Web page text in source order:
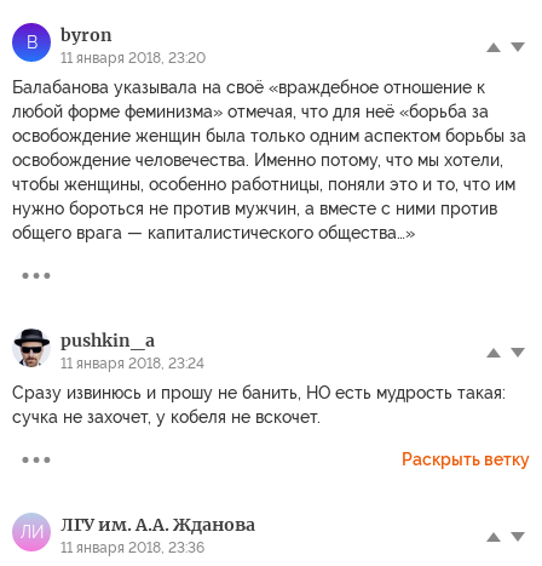
B byron
11 января 2018, 23:20
Балабанова указывала на своё «враждебное отношение к
любой форме феминизма» отмечая, что для неё «борьба за
освобождение женщин была только одним аспектом борьбы за
освобождение человечества. Именно потому, что мы хотели,
чтобы женщины, особенно работницы, поняли это и то, что им
нужно бороться не против мужчин, а вместе с ними против
общего врага — капиталистического общества…»
pushkin_a
11 января 2018, 23:24
Сразу извинюсь и прошу не банить, НО есть мудрость такая:
сучка не захочет, у кобеля не вскочет.
Раскрыть ветку
ЛИ ЛГУ им. А.А. Жданова
11 января 2018, 23:36